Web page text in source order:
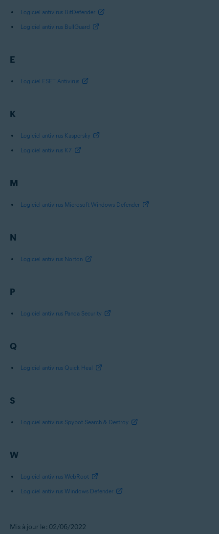
Logiciel antivirus BitDefender
Logiciel antivirus BullGuard
E
Logiciel ESET Antivirus
K
Logiciel antivirus Kaspersky
Logiciel antivirus K7
M
Logiciel antivirus Microsoft Windows Defender
N
Logiciel antivirus Norton
P
Logiciel antivirus Panda Security
Q
Logiciel antivirus Quick Heal
S
Logiciel antivirus Spybot Search & Destroy
W
Logiciel antivirus WebRoot
Logiciel antivirus Windows Defender
Mis à jour le : 02/06/2022